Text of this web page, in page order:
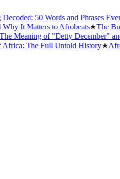
50 Words and Phrases Every
It Matters to Afrobeats★The
Meaning of "Detty December" and
The Full Untold History★